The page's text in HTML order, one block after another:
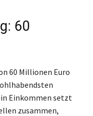
60
60 Millionen Euro
Einkommen setzt
zusammen,